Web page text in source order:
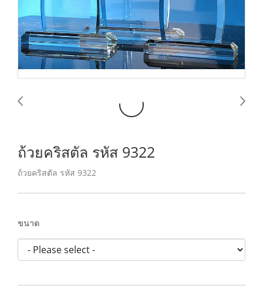
ถ้วยคริสตัล รหัส 9322
ถ้วยคริสตัล รหัส 9322
ขนาด